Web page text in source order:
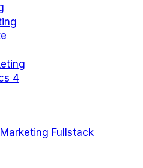
4
Fullstack